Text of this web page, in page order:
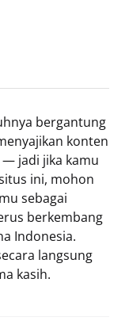
bergantung
konten
jadi jika kamu
ini, mohon
sebagai
berkembang
Indonesia.
langsung
kasih.